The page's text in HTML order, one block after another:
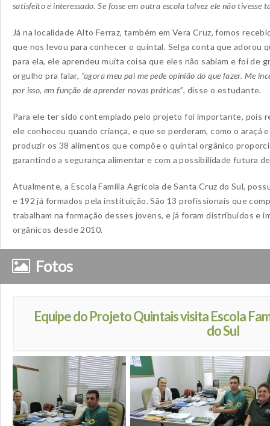
satisfeito e interessado. Se fosse em outra escola talvez ele não tivesse
Já na localidade Alto Ferraz, também em Vera Cruz, fomos
que nos levou para conhecer o quintal. Selga conta que adorou
para ela, ele aprendeu muita coisa que eles não sabiam e foi de
orgulho pra falar, “agora meu pai me pede opinião do que fazer. Me
por isso, em função de aprender novas práticas”, disse o estudante.
Para ele ter sido contemplado pelo projeto foi importante, pois
ele conheceu quando criança, e que se perderam, como o araçá
produzir os 38 alimentos que compõe o quintal orgânico
garantindo a segurança alimentar e com a possibilidade futura
Atualmente, a Escola Família Agrícola de Santa Cruz do Sul,
e 192 já formados pela instituição. São 13 profissionais que
trabalham na formação desses jovens, e já foram distribuídos e
orgânicos desde 2010.
Fotos
Equipe do Projeto Quintais visita Escola
do Sul